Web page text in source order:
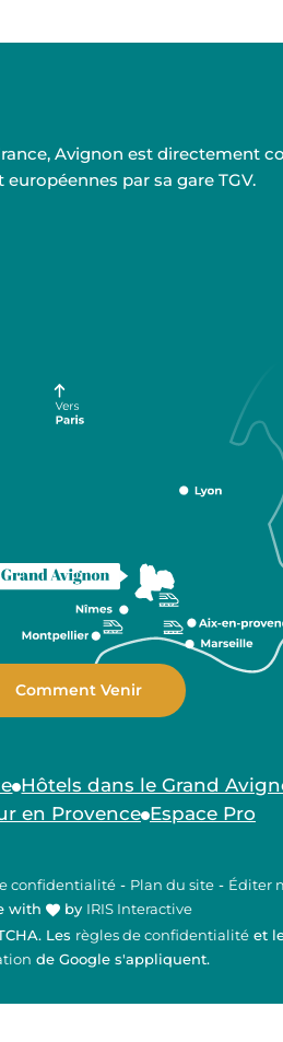
Avignon est directement
européennes par sa gare TGV.
Comment Venir
Hôtels dans le Grand
en Provence Espace Pro
confidentialité - Plan du site - Éditer
with
by IRIS Interactive
Les règles de confidentialité et
de Google s'appliquent.